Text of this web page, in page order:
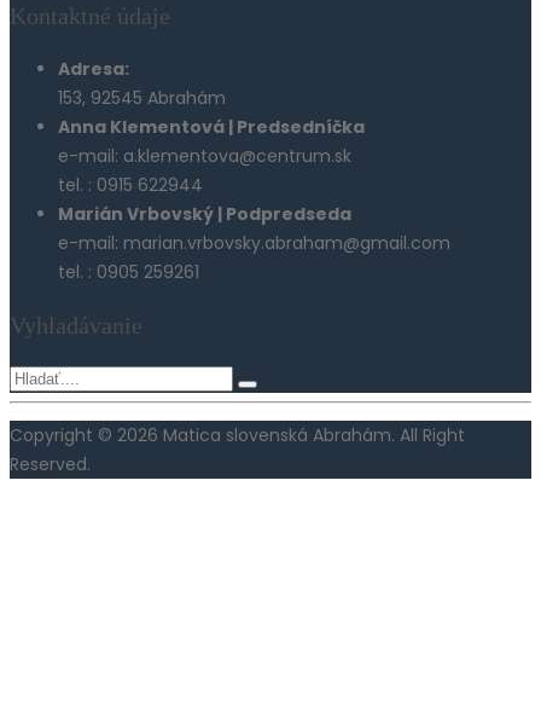
Kontaktné údaje
Adresa:
153, 92545 Abrahám
Anna Klementová | Predsedníčka
e-mail: a.klementova@centrum.sk
tel. : 0915 622944
Marián Vrbovský | Podpredseda
e-mail: marian.vrbovsky.abraham@gmail.com
tel. : 0905 259261
Vyhladávanie
Copyright © 2026 Matica slovenská Abrahám. All Right
Reserved.